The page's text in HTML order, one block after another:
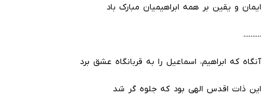
ایمان و یقین بر همه ابراهیمیان مبارک باد
..........
آنگاه که ابراهیم، اسماعیل را به قربانگاه عشق برد
این ذات اقدس الهی بود که جلوه گر شد